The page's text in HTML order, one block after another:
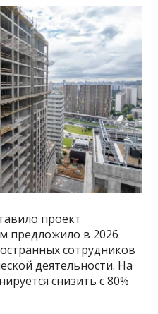
проект
предложило в 2026
сотрудников
деятельности. На
снизить с 80%